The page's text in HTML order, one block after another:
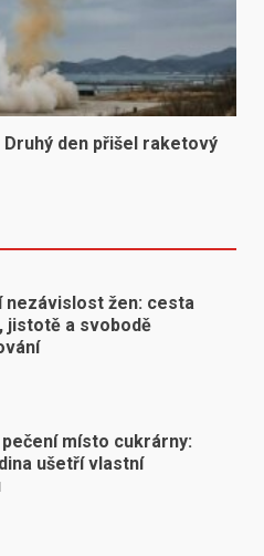
den přišel raketový
nezávislost žen: cesta
jistotě a svobodě
místo cukrárny:
ušetří vlastní